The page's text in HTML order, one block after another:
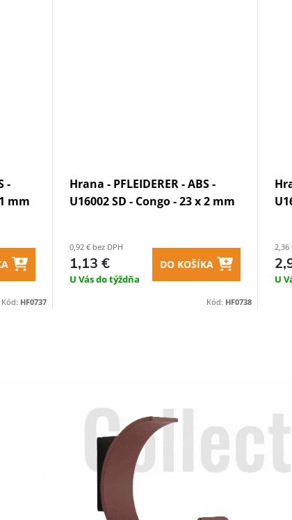
-
mm
Kód: HF0737
Hrana - PFLEIDERER - ABS -
U16002 SD - Congo - 23 x 2 mm
0,92 € bez DPH
1,13 €
U Vás do týždňa
DO KOŠÍKA
Kód: HF0738
2,36
U